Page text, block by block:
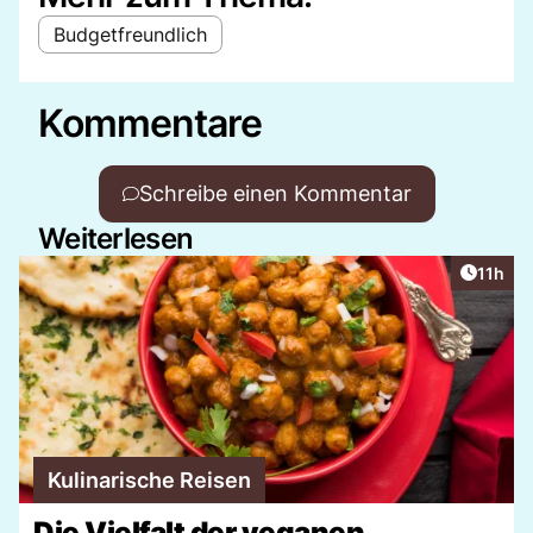
Budgetfreundlich
Kommentare
Schreibe einen Kommentar
Weiterlesen
11h
Kulinarische Reisen